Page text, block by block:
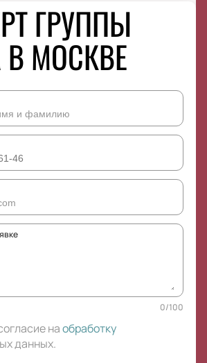
ГРУППЫ
МОСКВЕ
0/100
наобработку
данных.